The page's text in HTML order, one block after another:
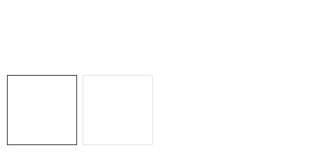
PRÍVLAČ
PRÚTY